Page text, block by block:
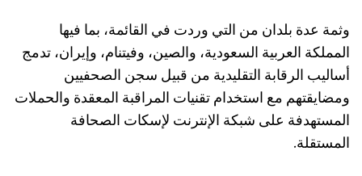
وثمة عدة بلدان من التي وردت في القائمة، بما فيها
المملكة العربية السعودية، والصين، وفيتنام، وإيران، تدمج
أساليب الرقابة التقليدية من قبيل سجن الصحفيين
ومضايقتهم مع استخدام تقنيات المراقبة المعقدة والحملات
المستهدفة على شبكة الإنترنت لإسكات الصحافة
المستقلة.